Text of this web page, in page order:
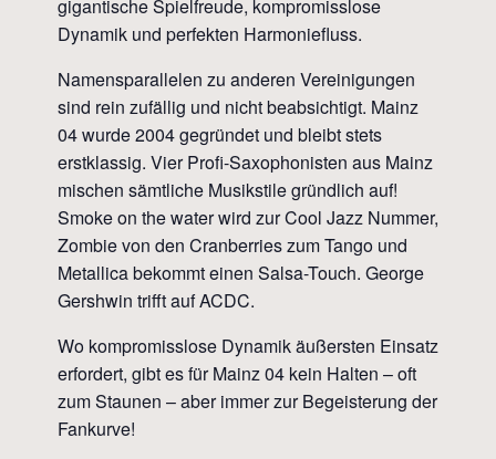
gigantische Spielfreude, kompromisslose
Dynamik und perfekten Harmoniefluss.
Namensparallelen zu anderen Vereinigungen
sind rein zufällig und nicht beabsichtigt. Mainz
04 wurde 2004 gegründet und bleibt stets
erstklassig. Vier Profi-Saxophonisten aus Mainz
mischen sämtliche Musikstile gründlich auf!
Smoke on the water wird zur Cool Jazz Nummer,
Zombie von den Cranberries zum Tango und
Metallica bekommt einen Salsa-Touch. George
Gershwin trifft auf ACDC.
Wo kompromisslose Dynamik äußersten Einsatz
erfordert, gibt es für Mainz 04 kein Halten – oft
zum Staunen – aber immer zur Begeisterung der
Fankurve!